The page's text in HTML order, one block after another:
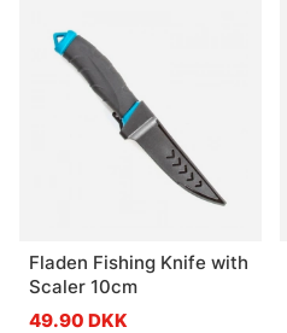
Fladen Fishing Knife with
Scaler 10cm
49.90 DKK